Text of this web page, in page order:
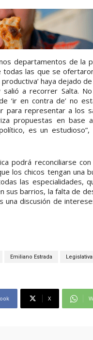
departamentos de la
las que se
haya dejado
a recorrer Salta.
‘ir en contra de’ no
para representar a los
propuestas en base
es un
podrá reconciliarse
los chicos tengan una
las especialidades,
barrios, la falta de
discusión de
Emiliano Estrada
X